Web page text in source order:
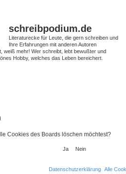
schreibpodium.de
Literaturecke für Leute, die gern schreiben und
Ihre Erfahrungen mit anderen Autoren
weiß mehr! Wer schreibt, lebt bewußter und
Hobby, welches das Leben bereichert.
Cookies des Boards löschen möchtest?
Alle
Datenschutzerklärung